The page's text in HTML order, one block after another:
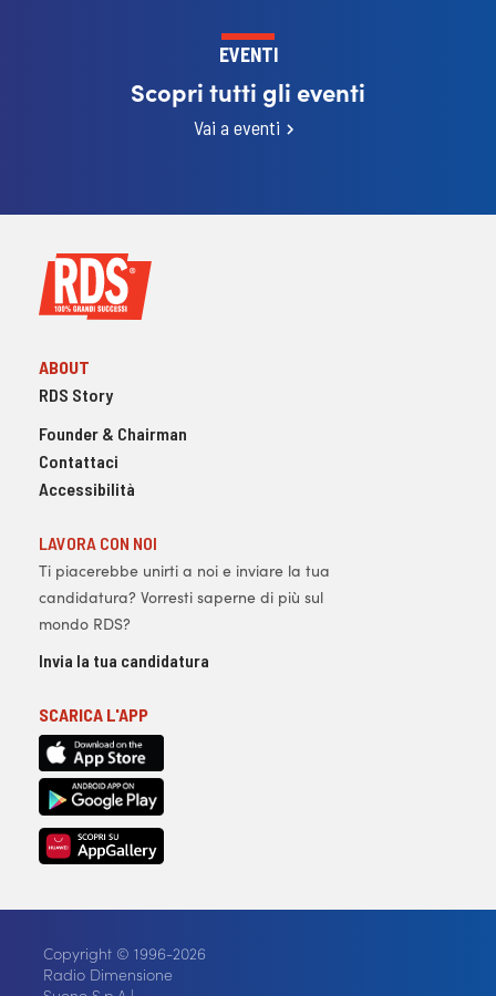
EVENTI
Scopri tutti gli eventi
Vai a eventi
ABOUT
RDS Story
Founder & Chairman
Contattaci
Accessibilità
LAVORA CON NOI
Ti piacerebbe unirti a noi e inviare la tua
candidatura? Vorresti saperne di più sul
mondo RDS?
Invia la tua candidatura
SCARICA L'APP
Copyright © 1996-2026
Radio Dimensione